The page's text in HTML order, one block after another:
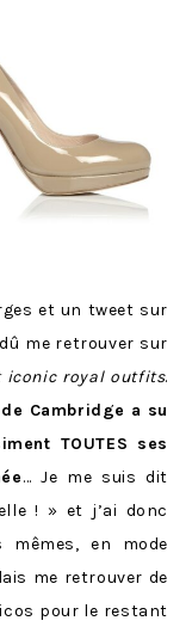
et un tweet sur
me retrouver sur
iconic royal outfits.
Cambridge a su
TOUTES ses
… Je me suis dit
! » et j’ai donc
mêmes, en mode
me retrouver de
pour le restant